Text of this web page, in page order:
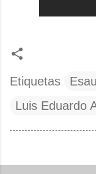
Etiquetas
Luis Eduardo